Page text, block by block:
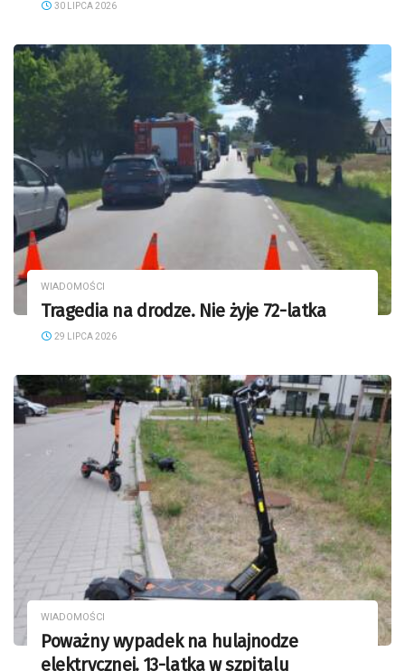
30 LIPCA 2026
WIADOMOŚCI
Tragedia na drodze. Nie żyje 72-latka
29 LIPCA 2026
WIADOMOŚCI
Poważny wypadek na hulajnodze
elektrycznej. 13-latka w szpitalu